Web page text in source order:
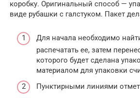
коробку. Оригинальный способ —
виде рубашки с галстуком. Пакет
Для начала необходимо
распечатать ее, затем
которого будет сделана
материалом для упаковки
Пунктирными линиями